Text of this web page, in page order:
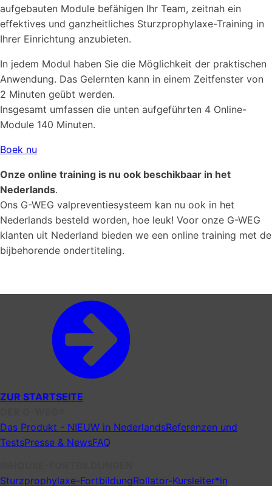
aufgebauten Module befähigen Ihr Team, zeitnah ein
effektives und ganzheitliches Sturzprophylaxe-Training in
Ihrer Einrichtung anzubieten.
In jedem Modul haben Sie die Möglichkeit der praktischen
Anwendung. Das Gelernten kann in einem Zeitfenster von
2 Minuten geübt werden.
Insgesamt umfassen die unten aufgeführten 4 Online-
Module 140 Minuten.
Boek nu
Onze online training is nu ook beschikbaar in het
Nederlands.
Ons G-WEG valpreventiesysteem kan nu ook in het
Nederlands besteld worden, hoe leuk! Voor onze G-WEG
klanten uit Nederland bieden we een online training met de
bijbehorende ondertiteling.
ZUR STARTSEITE
Das Produkt - NIEUW in NederlandsReferenzen und
TestsPresse & NewsFAQ
Sturzprophylaxe-FortbildungRollator-Kursleiter*in